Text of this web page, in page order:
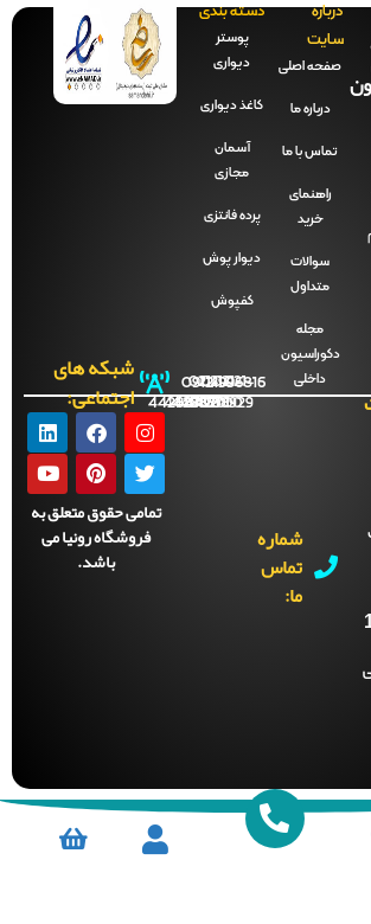
اصلی
درباره ما
تماس با ما
راهنمای
سوالات
متداول
دکوراسیون
دسته بندی
دیواری
کاغذ دیواری
آسمان
پرده فانتزی
دیوار پوش
کفپوش
شماره
تماس
09121996816
021-
44288929
021-
44288700
021-
44288701
021-
44288702
شبکه های
اجتماعی:
تمامی حقوق متعلق به
فروشگاه رونیا می
باشد.